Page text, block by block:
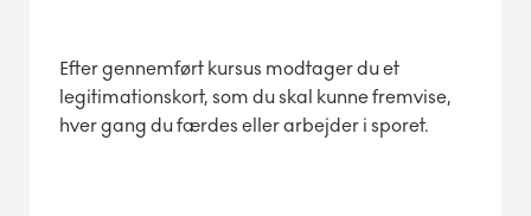
Efter gennemført kursus modtager du et
legitimationskort, som du skal kunne fremvise,
hver gang du færdes eller arbejder i sporet.